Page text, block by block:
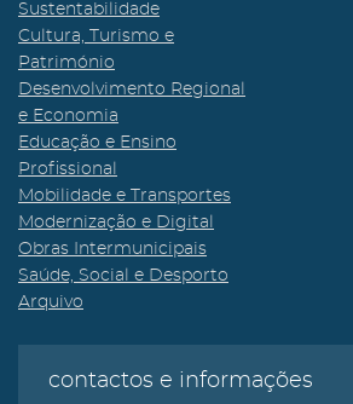
Sustentabilidade
Cultura, Turismo e
Património
Desenvolvimento Regional
e Economia
Educação e Ensino
Profissional
Mobilidade e Transportes
Modernização e Digital
Obras Intermunicipais
Saúde, Social e Desporto
Arquivo
contactos e informações